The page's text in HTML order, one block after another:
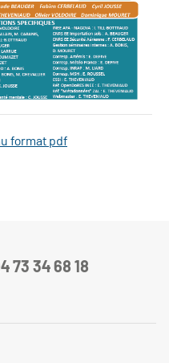
format pdf
73 34 68 18